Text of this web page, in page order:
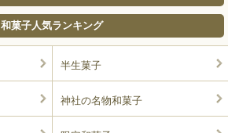
和菓子人気ランキング
半生菓子
神社の名物和菓子